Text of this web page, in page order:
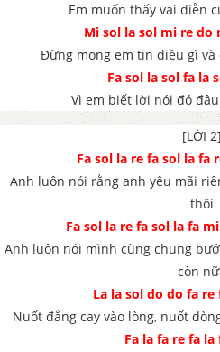
Em muốn thấy vai diễn
Mi sol la sol mi re do
Đừng mong em tin điều gì
Fa sol la sol fa la
Vì em biết lời nói đó
[LỜI 2]
Fa sol la re fa sol la fa
Anh luôn nói rằng anh yêu mãi
thôi
Fa sol la re fa sol la fa
Anh luôn nói mình cùng chung
còn
La la sol do do fa re
Nuốt đắng cay vào lòng, nuốt
Fa la fa re fa la